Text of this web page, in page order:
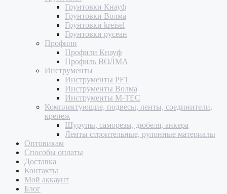
Грунтовки Кнауф
Грунтовки Волма
Грунтовки kreisel
Грунтовки русеан
Профили
Профили Кнауф
Профиль ВОЛМА
Инструменты
Инструменты PFT
Инструменты Волма
Инструменты M-TEC
Комплектующие, подвесы, ленты, соединители,
крепеж
Шурупы, саморезы, дюбеля, анкера
Ленты строительные, рулонные материалы
Оптовикам
Способы оплаты
Доставка
Контакты
Мой аккаунт
Блог